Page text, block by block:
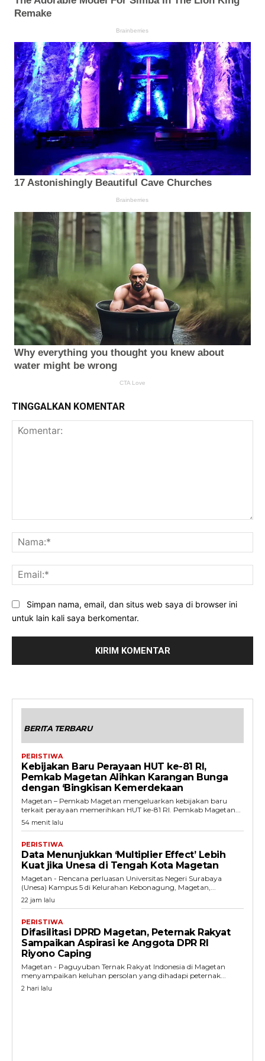
TINGGALKAN KOMENTAR
Simpan nama, email, dan situs web saya di browser ini
untuk lain kali saya berkomentar.
BERITA TERBARU
PERISTIWA
Kebijakan Baru Perayaan HUT ke-81 RI,
Pemkab Magetan Alihkan Karangan Bunga
dengan ‘Bingkisan Kemerdekaan
Magetan – Pemkab Magetan mengeluarkan kebijakan baru
terkait perayaan memerihkan HUT ke-81 RI. Pemkab Magetan...
54 menit lalu
PERISTIWA
Data Menunjukkan ‘Multiplier Effect’ Lebih
Kuat jika Unesa di Tengah Kota Magetan
Magetan - Rencana perluasan Universitas Negeri Surabaya
(Unesa) Kampus 5 di Kelurahan Kebonagung, Magetan,...
22 jam lalu
PERISTIWA
Difasilitasi DPRD Magetan, Peternak Rakyat
Sampaikan Aspirasi ke Anggota DPR RI
Riyono Caping
Magetan - Paguyuban Ternak Rakyat Indonesia di Magetan
menyampaikan keluhan persolan yang dihadapi peternak...
2 hari lalu